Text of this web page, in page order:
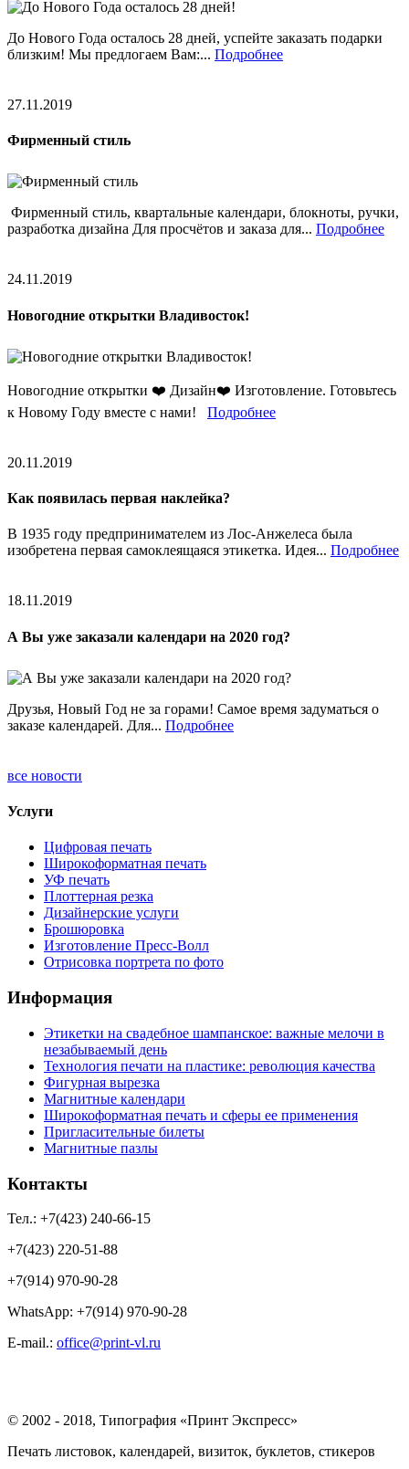
До Нового Года осталось 28 дней, успейте заказать подарки
близким! Мы предлогаем Вам:... Подробнее
27.11.2019
Фирменный стиль
Фирменный стиль, квартальные календари, блокноты, ручки,
разработка дизайна Для просчётов и заказа для... Подробнее
24.11.2019
Новогодние открытки Владивосток!
Новогодние открытки ❤️ Дизайн❤️ Изготовление. Готовьтесь
к Новому Году вместе с нами! Подробнее
20.11.2019
Как появилась первая наклейка?
В 1935 году предпринимателем из Лос-Анжелеса была
изобретена первая самоклеящаяся этикетка. Идея... Подробнее
18.11.2019
А Вы уже заказали календари на 2020 год?
Друзья, Новый Год не за горами! Самое время задуматься о
заказе календарей. Для... Подробнее
все новости
Услуги
Цифровая печать
Широкоформатная печать
УФ печать
Плоттерная резка
Дизайнерские услуги
Брошюровка
Изготовление Пресс-Волл
Отрисовка портрета по фото
Информация
Этикетки на свадебное шампанское: важные мелочи в
незабываемый день
Технология печати на пластике: революция качества
Фигурная вырезка
Магнитные календари
Широкоформатная печать и сферы ее применения
Пригласительные билеты
Магнитные пазлы
Контакты
Тел.: +7(423) 240-66-15
+7(423) 220-51-88
+7(914) 970-90-28
WhatsApp: +7(914) 970-90-28
Е-mail.: office@print-vl.ru
© 2002 - 2018, Типография «Принт Экспресс»
Печать листовок, календарей, визиток, буклетов, стикеров